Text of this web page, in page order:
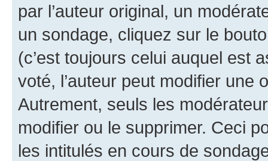
par l’auteur original, un
un sondage, cliquez sur le
(c’est toujours celui auquel est
voté, l’auteur peut modifier une
Autrement, seuls les
modifier ou le supprimer. Ceci
les intitulés en cours de